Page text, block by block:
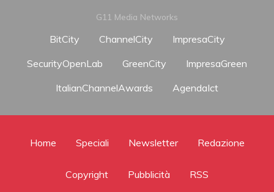
G11 Media Networks
BitCity ChannelCity
ImpresaCity
SecurityOpenLab
GreenCity
ImpresaGreen
ItalianChannelAwards
AgendaIct
Home Speciali Newsletter Redazione
Copyright Pubblicità RSS